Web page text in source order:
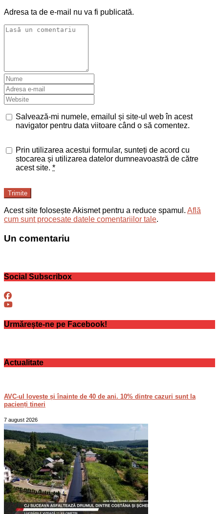
Adresa ta de e-mail nu va fi publicată.
Salvează-mi numele, emailul și site-ul web în acest
navigator pentru data viitoare când o să comentez.
Prin utilizarea acestui formular, sunteți de acord cu
stocarea și utilizarea datelor dumneavoastră de către
acest site. *
Trimite
Acest site folosește Akismet pentru a reduce spamul. Află
cum sunt procesate datele comentariilor tale.
Un comentariu
Social Subscribox
Urmărește-ne pe Facebook!
Actualitate
AVC-ul lovește și înainte de 40 de ani. 10% dintre cazuri sunt la
pacienți tineri
7 august 2026